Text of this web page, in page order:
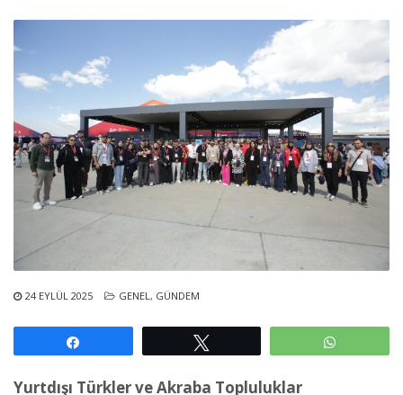
24 EYLÜL 2025 GENEL , GÜNDEM
Yurtdışı Türkler ve Akraba Topluluklar